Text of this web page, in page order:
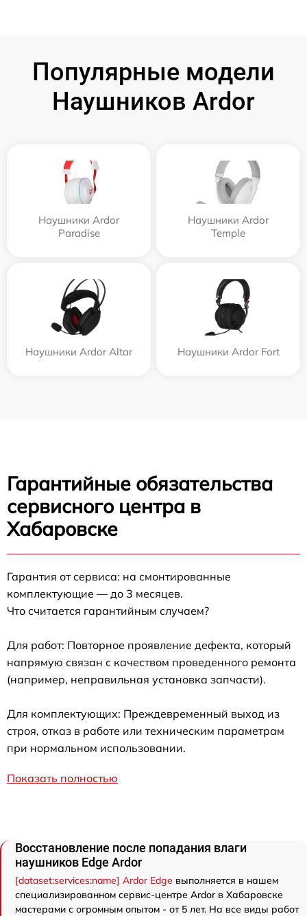
Популярные модели
Наушников Ardor
Наушники Ardor
Paradise
Наушники Ardor
Temple
Наушники Ardor Аltar Наушники Ardor Fort
Гарантийные обязательства
сервисного центра в
Хабаровске
Гарантия от сервиса: на смонтированные
комплектующие — до 3 месяцев.
Что считается гарантийным случаем?
Для работ: Повторное проявление дефекта, который
напрямую связан с качеством проведенного ремонта
(например, неправильная установка запчасти).
Для комплектующих: Преждевременный выход из
строя, отказ в работе или техническим параметрам
при нормальном использовании.
Показать полностью
Восстановление после попадания влаги
наушников Edge Ardor
[dataset:services:name] Ardor Edge выполняется в нашем
специализированном сервис-центре Ardor в Хабаровске
мастерами с огромным опытом - от 5 лет. На все виды работ